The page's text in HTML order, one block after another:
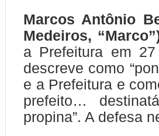
Marcos Antônio
Medeiros,
a Prefeitura em
descreve como
e a Prefeitura e
prefeito…
propina”. A defesa